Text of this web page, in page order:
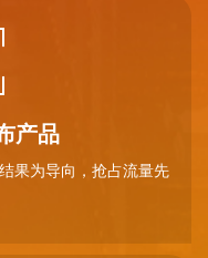
产品
果为导向，抢占流量先